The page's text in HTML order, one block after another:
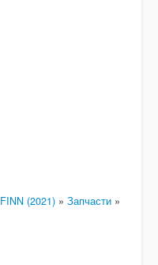
FINN (2021) » Запчасти »